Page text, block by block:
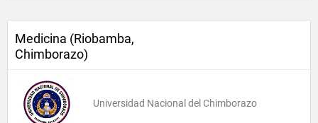
Medicina (Riobamba,
Chimborazo)
Universidad Nacional del Chimborazo